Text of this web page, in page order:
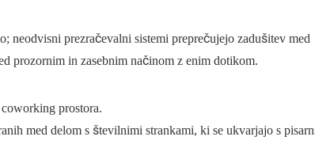
neodvisni prezračevalni sistemi preprečujejo zadušitev med
prozornim in zasebnim načinom z enim dotikom.
prostora.
med delom s številnimi strankami, ki se ukvarjajo s